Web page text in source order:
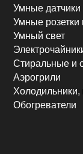
Умные датчики
Умные розетки
Умный свет
Стиральные и
Аэрогрили
Холодильники,
Обогреватели